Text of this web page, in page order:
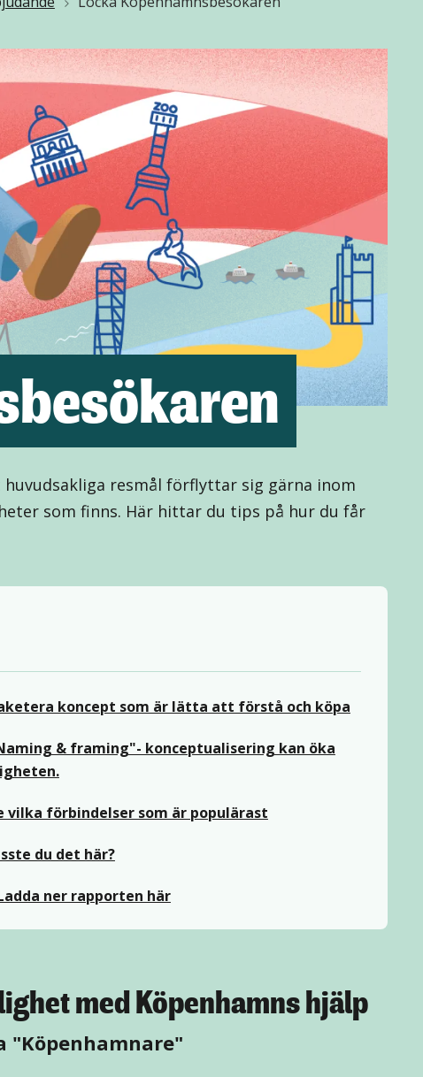
resmål förflyttar sig gärna inom
som finns. Här hittar du tips på hur du får
koncept som är lätta att förstå och köpa
& framing"- konceptualisering kan öka
vilka förbindelser som är populärast
du det här?
ner rapporten här
med Köpenhamns hjälp
"Köpenhamnare"